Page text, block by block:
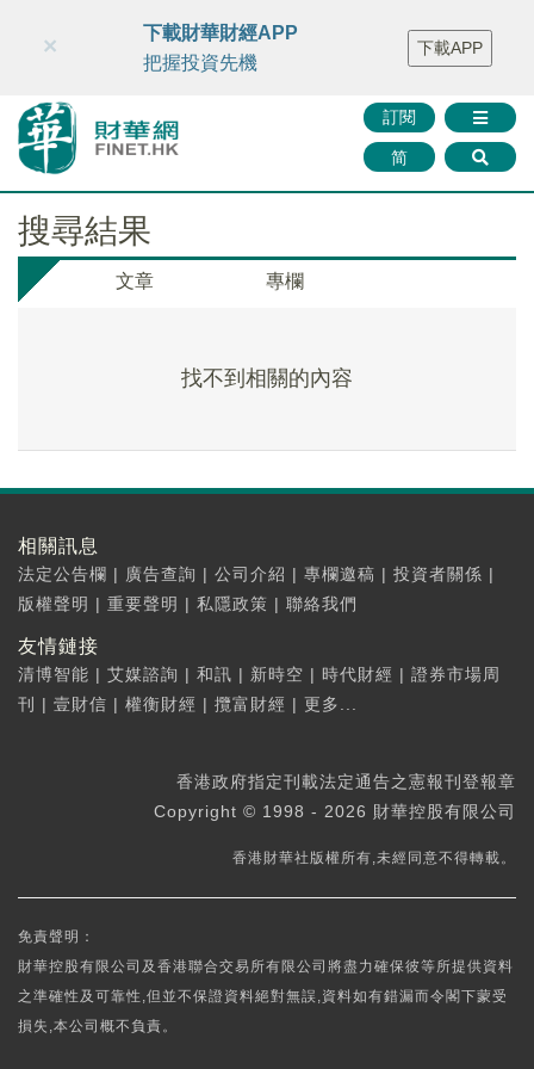
財華智庫網 FINTV FINMETA 財華證券 媒體矩陣
智庫沙龍
聯絡我們
訂閱
简
×
下載財華財經APP
把握投資先機
下載APP
搜尋結果
文章 專欄
找不到相關的內容
相關訊息
法定公告欄 | 廣告查詢 | 公司介紹 | 專欄邀稿 | 投資者關係 |
版權聲明 | 重要聲明 | 私隱政策 | 聯絡我們
友情鏈接
清博智能 | 艾媒諮詢 | 和訊 | 新時空 | 時代財經 | 證券市場周
刊
| 壹財信 | 權衡財經 | 攬富財經 | 更多...
香港政府指定刊載法定通告之憲報刊登報章
Copyright © 1998 - 2026 財華控股有限公司
香港財華社版權所有,未經同意不得轉載。
免責聲明：
財華控股有限公司及香港聯合交易所有限公司將盡力確保彼等所提供資料
之準確性及可靠性,但並不保證資料絕對無誤,資料如有錯漏而令閣下蒙受
損失,本公司概不負責。